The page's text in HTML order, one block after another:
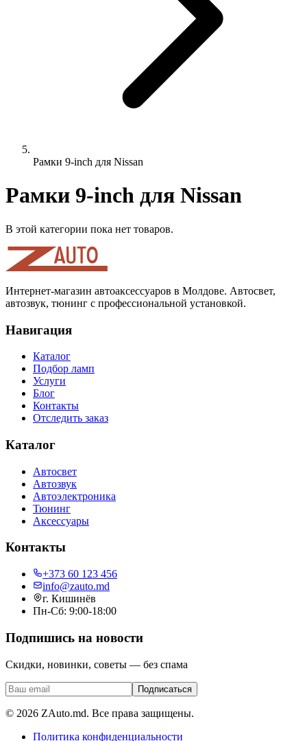
Рамки 9-inch для Nissan
Рамки 9-inch для Nissan
В этой категории пока нет товаров.
Интернет-магазин автоаксессуаров в Молдове. Автосвет,
автозвук, тюнинг с профессиональной установкой.
Навигация
Каталог
Подбор ламп
Услуги
Блог
Контакты
Отследить заказ
Каталог
Автосвет
Автозвук
Автоэлектроника
Тюнинг
Аксессуары
Контакты
+373 60 123 456
info@zauto.md
г. Кишинёв
Пн-Сб: 9:00-18:00
Подпишись на новости
Скидки, новинки, советы — без спама
Подписаться
© 2026 ZAuto.md. Все права защищены.
Политика конфиденциальности